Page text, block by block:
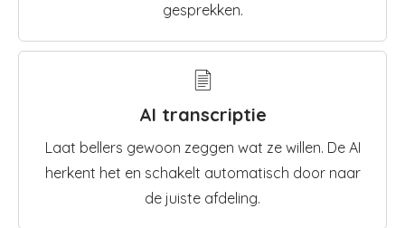
gesprekken.
AI transcriptie
Laat bellers gewoon zeggen wat ze willen. De AI
herkent het en schakelt automatisch door naar
de juiste afdeling.